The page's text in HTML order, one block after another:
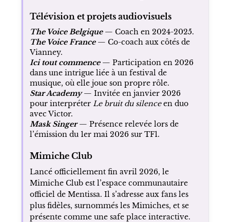
Télévision et projets audiovisuels
The Voice Belgique— Coach en 2024-2025.
The Voice France— Co-coach aux côtés de
Vianney.
Ici tout commence— Participation en 2026
dans une intrigue liée à un festival de
musique, où elle joue son propre rôle.
Star Academy— Invitée en janvier 2026
pour interpréter Le bruit du silenceen duo
avec Victor.
Mask Singer— Présence relevée lors de
l’émission du 1er mai 2026 sur TF1.
Mimiche Club
Lancé officiellement fin avril 2026, le
Mimiche Club est l’espace communautaire
officiel de Mentissa. Il s’adresse aux fans les
plus fidèles, surnommés les Mimiches, et se
présente comme une safe place interactive.